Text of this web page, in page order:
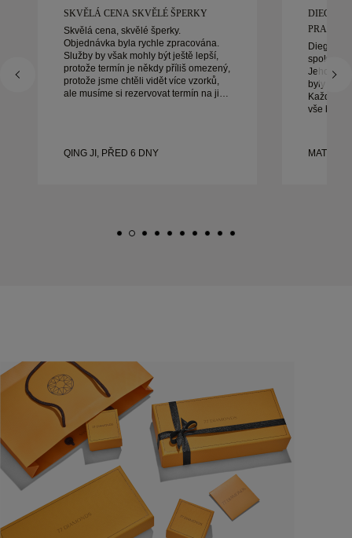
SKVĚLÁ CENA SKVĚLÉ ŠPERKY
Skvělá cena, skvělé šperky.
Objednávka byla rychle zpracována.
Služby by však mohly být ještě lepší,
protože termín je někdy příliš omezený,
protože jsme chtěli vidět více vzorků,
ale musíme si rezervovat termín na jiný
QING JI, PŘED 6 DNY
DIEGO
Diego byl
Jeho
byly
Každý
vše bylo
prsteny.